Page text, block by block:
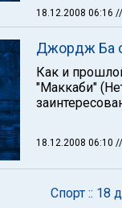
18.12.2008 06:16
Джордж Ба
Как и
"Маккаби"
18.12.2008 06:10
Спорт :: 18